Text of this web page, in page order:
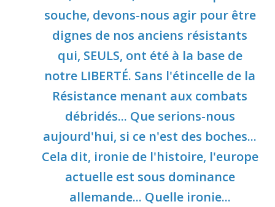
souche, devons-nous agir pour être
dignes de nos anciens résistants
qui, SEULS, ont été à la base de
notre LIBERTÉ. Sans l'étincelle de la
Résistance menant aux combats
débridés... Que serions-nous
aujourd'hui, si ce n'est des boches...
Cela dit, ironie de l'histoire, l'europe
actuelle est sous dominance
allemande... Quelle ironie...